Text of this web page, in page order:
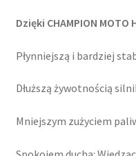
Dzięki CHAMPION
Płynniejszą i bardziej
Dłuższą żywotnością
Mniejszym zużyciem